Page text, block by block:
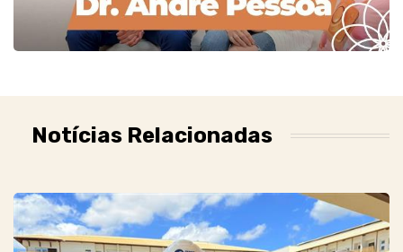
Notícias Relacionadas